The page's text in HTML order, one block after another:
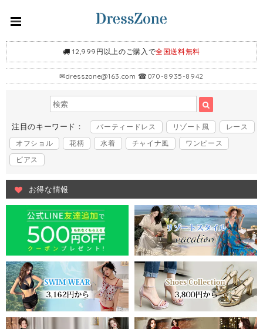
12,999円以上のご購入で全国送料無料
✉dresszone@163.com ☎070-8935-8942
注目のキーワード： パーティードレス リゾート風
レース
オフショル
花柄 水着 チャイナ風
ワンピース
ピアス
お得な情報